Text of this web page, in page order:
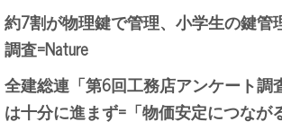
約7割が物理鍵で管理、小学生の鍵管
調査=Nature
全建総連「第6回工務店アンケート調
は十分に進まず=「物価安定につなが